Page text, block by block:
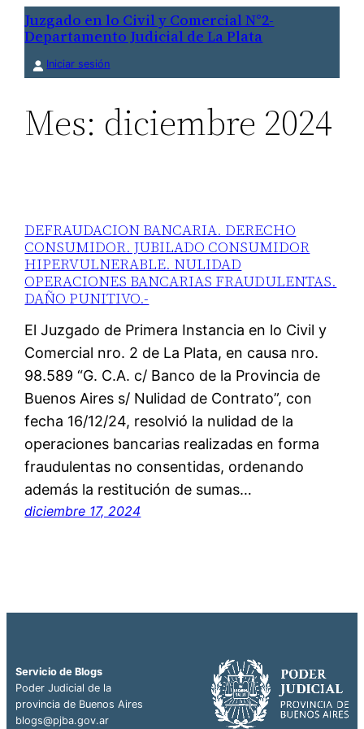
Saltar
contenido
Juzgado en lo Civil y Comercial N°2-
Departamento Judicial de La Plata
Iniciar sesión
Mes: diciembre 2024
DEFRAUDACION BANCARIA. DERECHO
CONSUMIDOR. JUBILADO CONSUMIDOR
HIPERVULNERABLE. NULIDAD
OPERACIONES BANCARIAS FRAUDULENTAS.
DAÑO PUNITIVO.-
El Juzgado de Primera Instancia en lo Civil y
Comercial nro. 2 de La Plata, en causa nro.
98.589 “G. C.A. c/ Banco de la Provincia de
Buenos Aires s/ Nulidad de Contrato”, con
fecha 16/12/24, resolvió la nulidad de la
operaciones bancarias realizadas en forma
fraudulentas no consentidas, ordenando
además la restitución de sumas…
diciembre 17, 2024
Servicio de Blogs
Poder Judicial de la
provincia de Buenos Aires
blogs@pjba.gov.ar